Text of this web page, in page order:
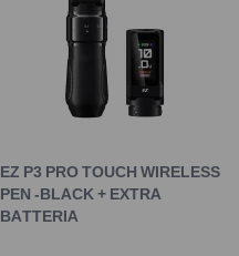
EZ P3 PRO TOUCH WIRELESS
PEN -BLACK + EXTRA
BATTERIA